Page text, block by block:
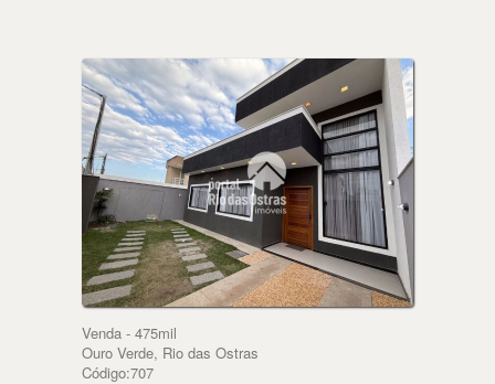
Venda - 475mil
Ouro Verde, Rio das Ostras
Código:707